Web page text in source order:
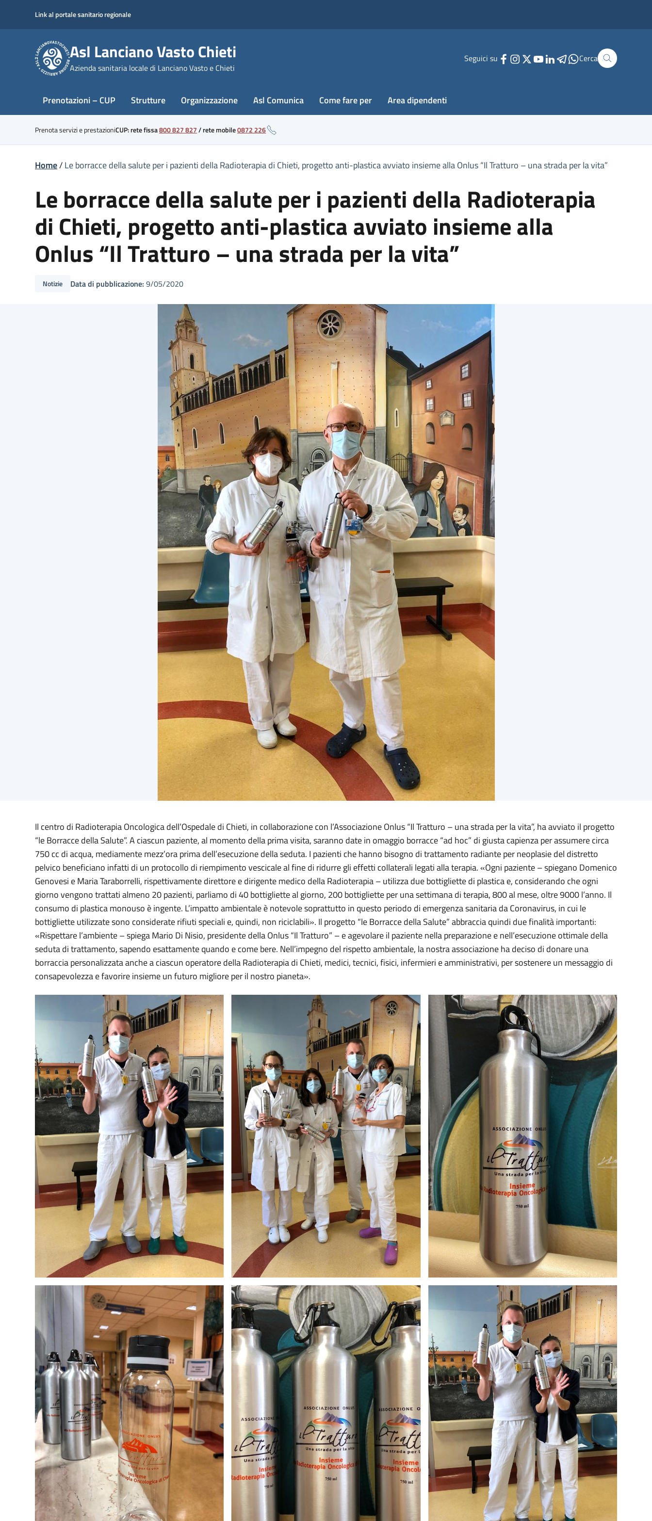
content
Link al portale sanitario regionale
Asl Lanciano Vasto Chieti
Azienda sanitaria locale di Lanciano Vasto e Chieti
Seguici su Cerca
Prenotazioni – CUP Strutture Organizzazione Asl Comunica Come fare per Area dipendenti
Prenota servizi e prestazioniCUP: rete fissa800 827 827/rete mobile0872 226
Home/Le borracce della salute per i pazienti della Radioterapia di Chieti, progetto anti-plastica avviato insieme alla Onlus “Il Tratturo – una strada per la vita”
Le borracce della salute per i pazienti della Radioterapia
di Chieti, progetto anti-plastica avviato insieme alla
Onlus “Il Tratturo – una strada per la vita”
Notizie Data di pubblicazione: 9/05/2020
Il centro di Radioterapia Oncologica dell’Ospedale di Chieti, in collaborazione con l’Associazione Onlus “Il Tratturo – una strada per la vita”, ha avviato il progetto
“le Borracce della Salute”. A ciascun paziente, al momento della prima visita, saranno date in omaggio borracce “ad hoc” di giusta capienza per assumere circa
750 cc di acqua, mediamente mezz’ora prima dell’esecuzione della seduta. I pazienti che hanno bisogno di trattamento radiante per neoplasie del distretto
pelvico beneficiano infatti di un protocollo di riempimento vescicale al fine di ridurre gli effetti collaterali legati alla terapia. «Ogni paziente – spiegano Domenico
Genovesi e Maria Taraborrelli, rispettivamente direttore e dirigente medico della Radioterapia – utilizza due bottigliette di plastica e, considerando che ogni
giorno vengono trattati almeno 20 pazienti, parliamo di 40 bottigliette al giorno, 200 bottigliette per una settimana di terapia, 800 al mese, oltre 9000 l’anno. Il
consumo di plastica monouso è ingente. L’impatto ambientale è notevole soprattutto in questo periodo di emergenza sanitaria da Coronavirus, in cui le
bottigliette utilizzate sono considerate rifiuti speciali e, quindi, non riciclabili». Il progetto “le Borracce della Salute” abbraccia quindi due finalità importanti:
«Rispettare l’ambiente – spiega Mario Di Nisio, presidente della Onlus “Il Tratturo” – e agevolare il paziente nella preparazione e nell’esecuzione ottimale della
seduta di trattamento, sapendo esattamente quando e come bere. Nell’impegno del rispetto ambientale, la nostra associazione ha deciso di donare una
borraccia personalizzata anche a ciascun operatore della Radioterapia di Chieti, medici, tecnici, fisici, infermieri e amministrativi, per sostenere un messaggio di
consapevolezza e favorire insieme un futuro migliore per il nostro pianeta».